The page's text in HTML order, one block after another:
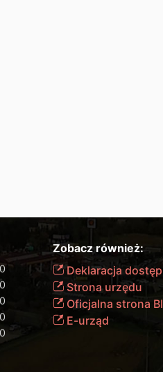
Zobacz również:
Deklaracja
Strona urzędu
Oficjalna strona
E-urząd